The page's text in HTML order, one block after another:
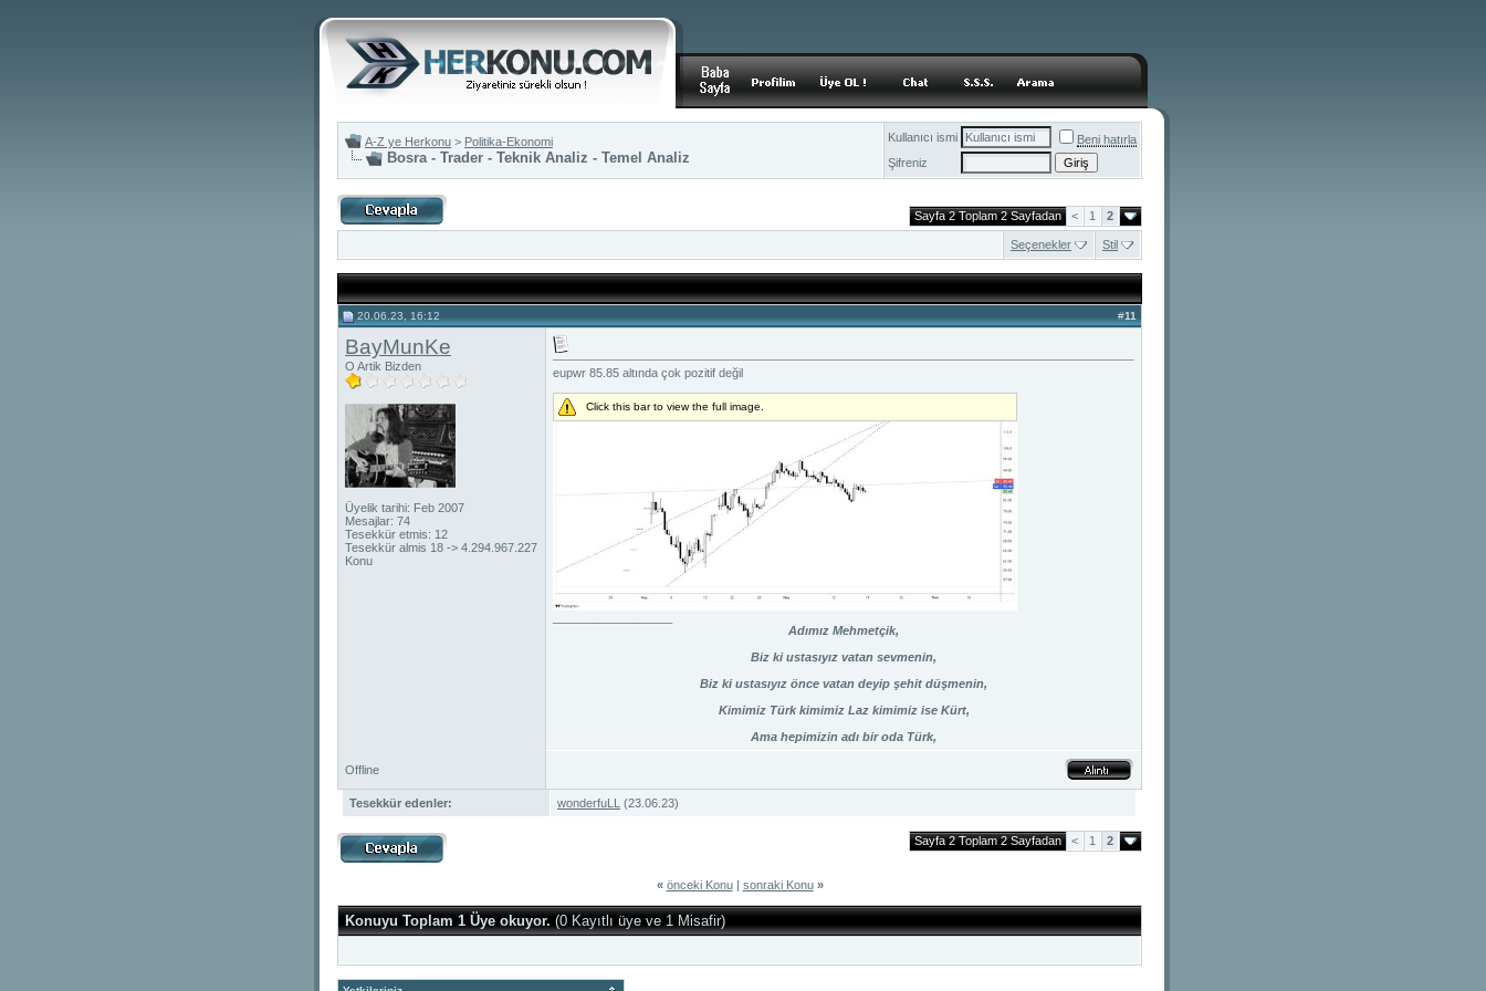
A-Z ye Herkonu > Politika-Ekonomi
Bosra - Trader - Teknik Analiz - Temel Analiz
Kullanıcı ismi
Beni hatırla
Şifreniz
Sayfa 2 Toplam 2 Sayfadan < 1 2
Seçenekler Stil
20.06.23, 16:12 #11
BayMunKe
O Artik Bizden
Üyelik tarihi: Feb 2007
Mesajlar: 74
Tesekkür etmis: 12
Tesekkür almis 18 -> 4.294.967.227
Konu
eupwr 85.85 altında çok pozitif değil
Click this bar to view the full image.
Adımız Mehmetçik,
Biz ki ustasıyız vatan sevmenin,
Biz ki ustasıyız önce vatan deyip şehit düşmenin,
Kimimiz Türk kimimiz Laz kimimiz ise Kürt,
Ama hepimizin adı bir oda Türk,
Offline
Tesekkür edenler: wonderfuLL (23.06.23)
Sayfa 2 Toplam 2 Sayfadan < 1 2
« önceki Konu| sonraki Konu »
Konuyu Toplam 1 Üye okuyor. (0 Kayıtlı üye ve 1 Misafir)